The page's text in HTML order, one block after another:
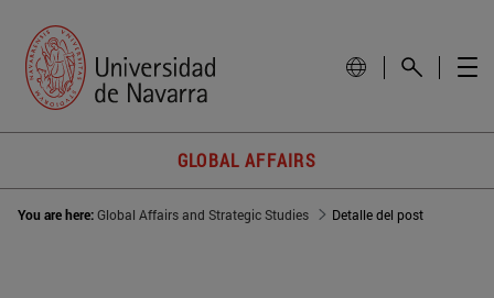
GLOBAL AFFAIRS
You are here:Global Affairs and Strategic Studies Detalle del post